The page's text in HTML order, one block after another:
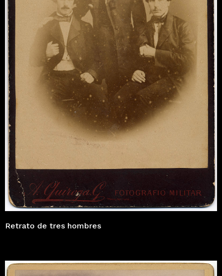
Retrato de tres hombres